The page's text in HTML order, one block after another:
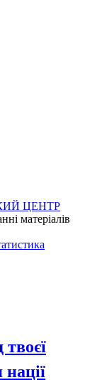
ЦЕНТР
матеріалів